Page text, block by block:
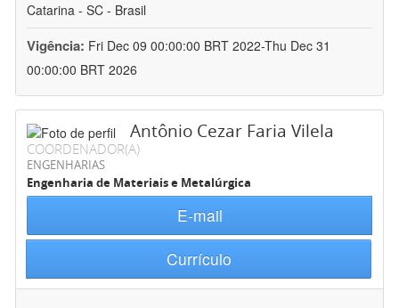
Catarina - SC - Brasil
Vigência: Fri Dec 09 00:00:00 BRT 2022-Thu Dec 31
00:00:00 BRT 2026
Antônio Cezar Faria Vilela
COORDENADOR(A)
ENGENHARIAS
Engenharia de Materiais e Metalúrgica
E-mail
Currículo